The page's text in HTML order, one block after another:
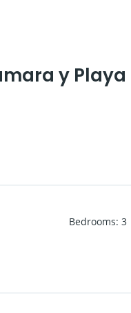
y Playa
Bedrooms: 3